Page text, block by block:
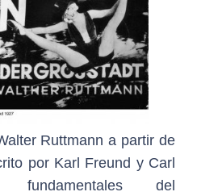
Ruttmann a partir de
por Karl Freund y Carl
fundamentales del